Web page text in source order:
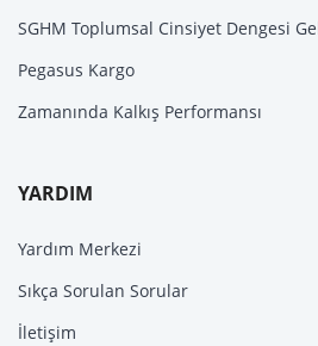
SGHM Toplumsal Cinsiyet Dengesi
Pegasus Kargo
Zamanında Kalkış Performansı
YARDIM
Yardım Merkezi
Sıkça Sorulan Sorular
İletişim